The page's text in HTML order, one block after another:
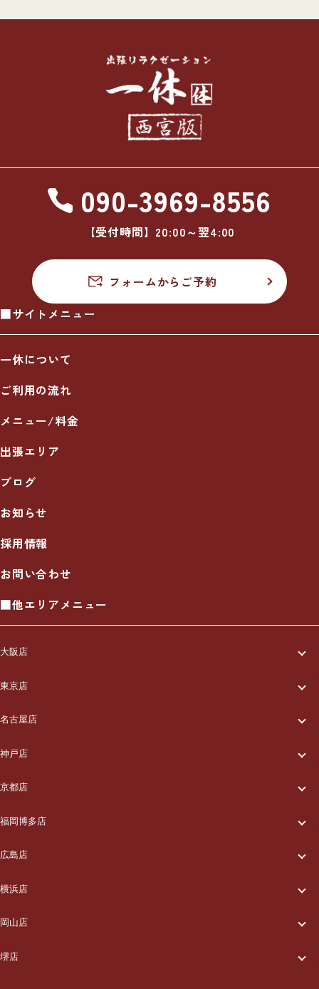
090-3969-8556
【受付時間】20:00～翌4:00
フォームからご予約
■サイトメニュー
一休について
ご利用の流れ
メニュー/料金
出張エリア
ブログ
お知らせ
採用情報
お問い合わせ
■他エリアメニュー
大阪店
一休について
ご利用の流れ
メニュー/料金
出張エリア
ブログ
お知らせ
採用情報
お問い合わせ
東京店
一休について
ご利用の流れ
メニュー/料金
出張エリア
ブログ
お知らせ
採用情報
お問い合わせ
名古屋店
一休について
ご利用の流れ
メニュー/料金
出張エリア
ブログ
お知らせ
採用情報
神戸店
一休について
ご利用の流れ
メニュー/料金
出張エリア
ブログ
お知らせ
京都店
一休について
ご利用の流れ
メニュー/料金
出張エリア
ブログ
福岡博多店
一休について
ご利用の流れ
メニュー/料金
出張エリア
広島店
一休について
ご利用の流れ
メニュー/料金
横浜店
一休について
ご利用の流れ
岡山店
一休について
堺店